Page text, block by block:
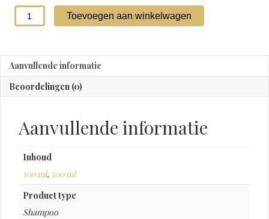
Solutions
1
Toevoegen aan winkelwagen
Aanvullende informatie
Beoordelingen (0)
Aanvullende informatie
Inhoud
100 ml, 500 ml
Product type
Shampoo